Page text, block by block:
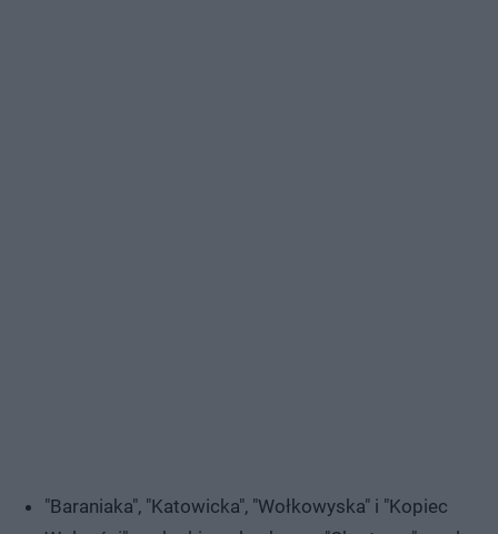
"Baraniaka", "Katowicka", "Wołkowyska" i "Kopiec